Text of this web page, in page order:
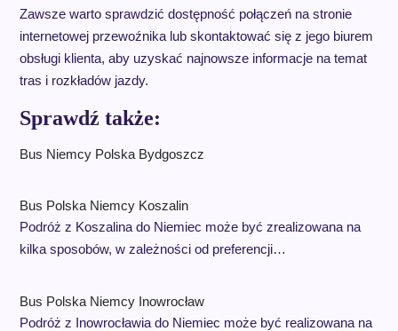
Zawsze warto sprawdzić dostępność połączeń na stronie
internetowej przewoźnika lub skontaktować się z jego biurem
obsługi klienta, aby uzyskać najnowsze informacje na temat
tras i rozkładów jazdy.
Sprawdź także:
Bus Niemcy Polska Bydgoszcz
Bus Polska Niemcy Koszalin
Podróż z Koszalina do Niemiec może być zrealizowana na
kilka sposobów, w zależności od preferencji…
Bus Polska Niemcy Inowrocław
Podróż z Inowrocławia do Niemiec może być realizowana na